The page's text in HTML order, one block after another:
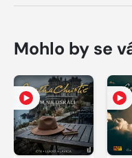
Mohlo by se